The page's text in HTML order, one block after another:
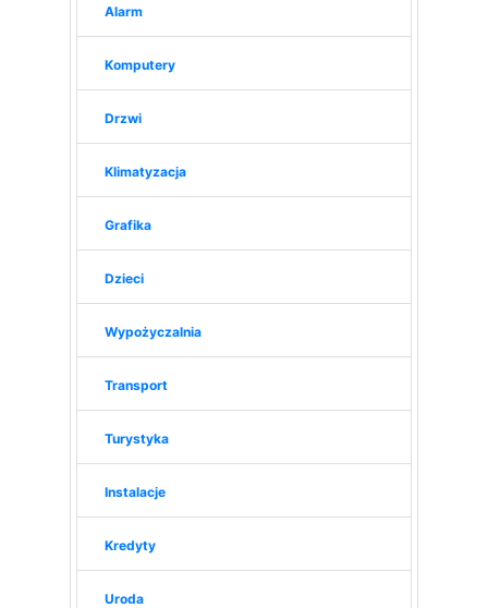
Alarm
Komputery
Drzwi
Klimatyzacja
Grafika
Dzieci
Wypożyczalnia
Transport
Turystyka
Instalacje
Kredyty
Uroda